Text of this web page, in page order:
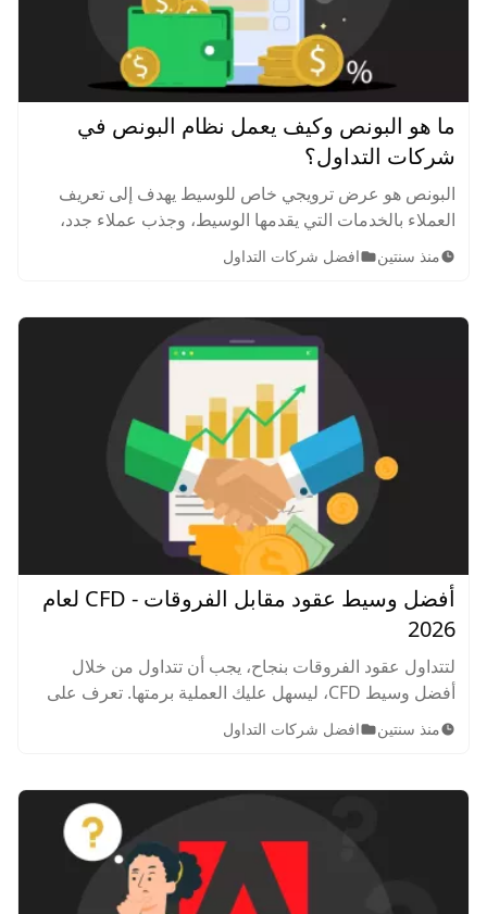
ما هو البونص وكيف يعمل نظام البونص في
شركات التداول؟
البونص هو عرض ترويجي خاص للوسيط يهدف إلى تعريف
العملاء بالخدمات التي يقدمها الوسيط، وجذب عملاء جدد،
ودعم نشاط التداول العالمي وتشجيع عمليات الإيداع الجديدة.
منذ سنتين افضل شركات التداول
أفضل وسيط عقود مقابل الفروقات - CFD لعام
2026
لتتداول عقود الفروقات بنجاح، يجب أن تتداول من خلال
أفضل وسيط CFD، ليسهل عليك العملية برمتها. تعرف على
العقود مقابل الفروقات وكيف تختار أفضل وسيط تداول CFD.
منذ سنتين افضل شركات التداول